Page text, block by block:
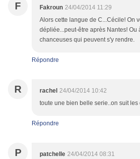
F Fakroun 24/04/2014 11:29
Alors cette langue de C...Cécile! On
dépliée...peut-être après Nantes! Ou
chanceuses qui peuvent s'y rendre.
Répondre
R rachel 24/04/2014 10:42
toute une bien belle serie..on suit les
Répondre
P patchelle 24/04/2014 08:31